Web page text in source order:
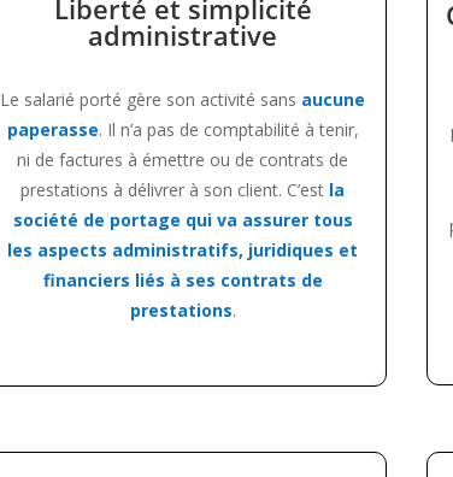
Liberté et simplicité
administrative
Le salarié porté gère son activité sans aucune
paperasse. Il n’a pas de comptabilité à tenir,
ni de factures à émettre ou de contrats de
prestations à délivrer à son client. C’est la
société de portage qui va assurer tous
les aspects administratifs, juridiques et
financiers liés à ses contrats de
prestations.